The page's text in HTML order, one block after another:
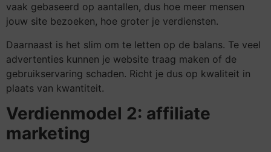
vaak gebaseerd op aantallen, dus hoe meer mensen
jouw site bezoeken, hoe groter je verdiensten.
Daarnaast is het slim om te letten op de balans. Te veel
advertenties kunnen je website traag maken of de
gebruikservaring schaden. Richt je dus op kwaliteit in
plaats van kwantiteit.
Verdienmodel 2: affiliate
marketing